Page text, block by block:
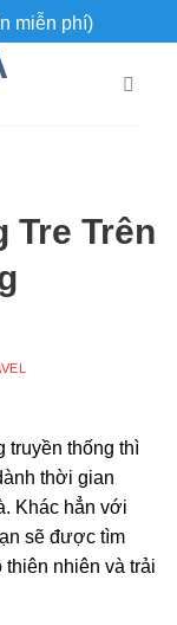
miễn phí)
Tre Trên
truyền thống thì
thời gian
Khác hẳn với
sẽ được tìm
nhiên và trải